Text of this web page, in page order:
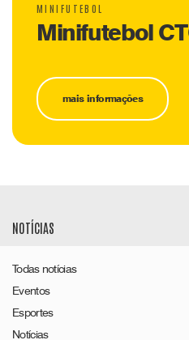
MINIFUTEBOL
Minifutebol
mais informações
NOTÍCIAS
Todas notícias
Eventos
Esportes
Notícias